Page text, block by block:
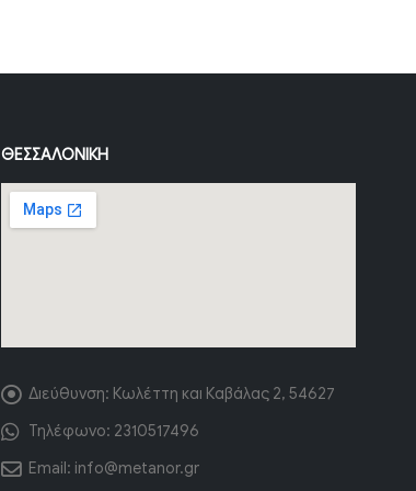
ΘΕΣΣΑΛΟΝΊΚΗ
Διεύθυνση: Κωλέττη και Καβάλας 2, 54627
Τηλέφωνο: 2310517496
Email: info@metanor.gr